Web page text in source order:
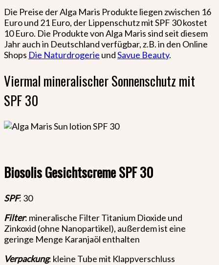
Die Preise der Alga Maris Produkte liegen zwischen 16
Euro und 21 Euro, der Lippenschutz mit SPF 30 kostet
10 Euro. Die Produkte von Alga Maris sind seit diesem
Jahr auch in Deutschland verfügbar, z.B. in den Online
Shops Die Naturdrogerie undSavue Beauty.
Viermal mineralischer Sonnenschutz mit
SPF 30
Biosolis Gesichtscreme SPF 30
SPF: 30
Filter: mineralische Filter Titanium Dioxide und
Zinkoxid (ohne Nanopartikel), außerdem ist eine
geringe Menge Karanjaöl enthalten
Verpackung: kleine Tube mit Klappverschluss